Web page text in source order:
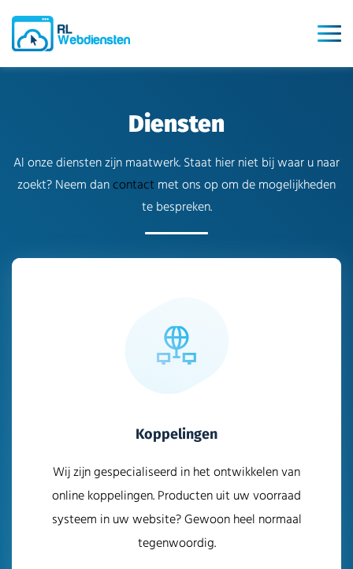
Diensten
Al onze diensten zijn maatwerk. Staat hier niet bij waar u naar
zoekt? Neem dancontact met ons op om de mogelijkheden
te bespreken.
Koppelingen
Wij zijn gespecialiseerd in het ontwikkelen van
online koppelingen. Producten uit uw voorraad
systeem in uw website? Gewoon heel normaal
tegenwoordig.